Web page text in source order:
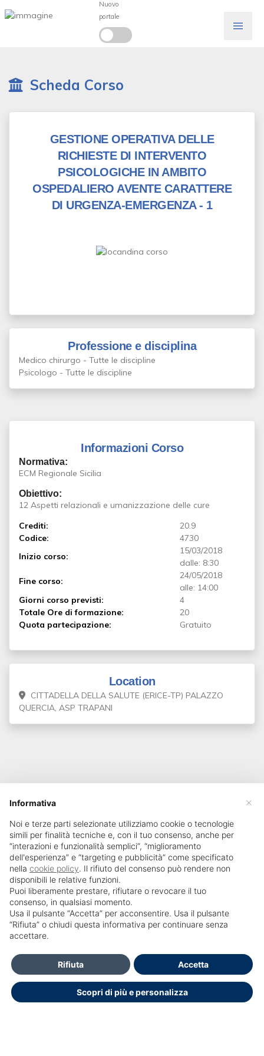
Scheda Corso
GESTIONE OPERATIVA DELLE
RICHIESTE DI INTERVENTO
PSICOLOGICHE IN AMBITO
OSPEDALIERO AVENTE CARATTERE
DI URGENZA-EMERGENZA - 1
Professione e disciplina
Medico chirurgo - Tutte le discipline
Psicologo - Tutte le discipline
Informazioni Corso
Normativa:
ECM Regionale Sicilia
Obiettivo:
12 Aspetti relazionali e umanizzazione delle cure
Crediti:
20.9
Codice:
4730
Inizio corso:
15/03/2018
dalle: 8:30
Fine corso:
24/05/2018
alle: 14:00
Giorni corso previsti:
4
Totale Ore di formazione:
20
Quota partecipazione:
Gratuito
Location
CITTADELLA DELLA SALUTE (ERICE-TP) PALAZZO
QUERCIA, ASP TRAPANI
SailPortal 8.5.1 build 18
Dichiarazione di accessibilità
×
Informativa
Noi e terze parti selezionate utilizziamo cookie o tecnologie
simili per finalità tecniche e, con il tuo consenso, anche per
“interazioni e funzionalità semplici”, “miglioramento
dell'esperienza” e “targeting e pubblicità” come specificato
nella cookie policy. Il rifiuto del consenso può rendere non
disponibili le relative funzioni.
Puoi liberamente prestare, rifiutare o revocare il tuo
consenso, in qualsiasi momento.
Usa il pulsante “Accetta” per acconsentire. Usa il pulsante
“Rifiuta” o chiudi questa informativa per continuare senza
accettare.
Scopri di più e personalizza
Rifiuta Accetta